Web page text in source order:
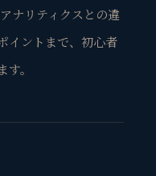
ナリティクスとの違
イントまで、初心者
。